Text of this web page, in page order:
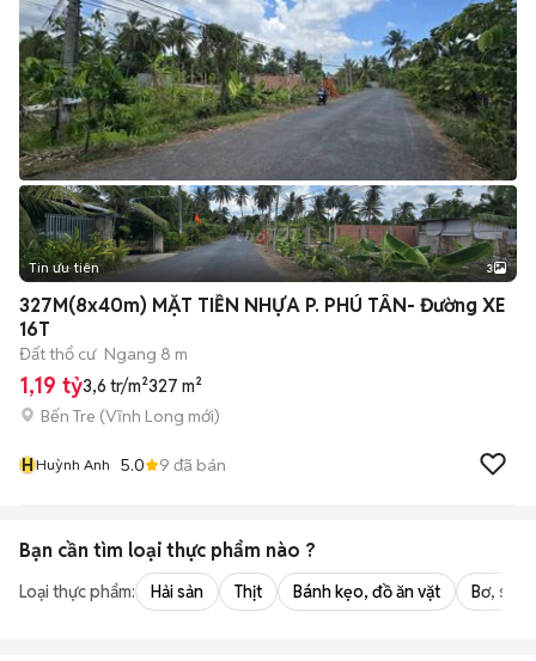
Tin ưu tiên 3
327M(8x40m) MẶT TIỀN NHỰA P. PHÚ TÂN- Đường XE
16T
Đất thổ cư Ngang 8 m
1,19 tỷ3,6 tr/m²327 m²
Bến Tre (Vĩnh Long mới)
HHuỳnh Anh 5.0 9 đã bán
Bạn cần tìm loại thực phẩm nào ?
Loại thực phẩm: Hải sản Thịt Bánh kẹo, đồ ăn vặt Bơ,